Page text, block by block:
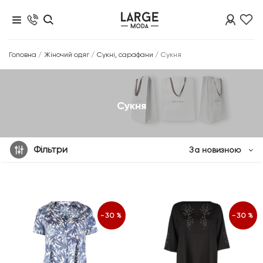
Головна / Жіночий одяг / Сукні, сарафани / Сукня
Сукня
Фільтри За новизною
-30% -30%